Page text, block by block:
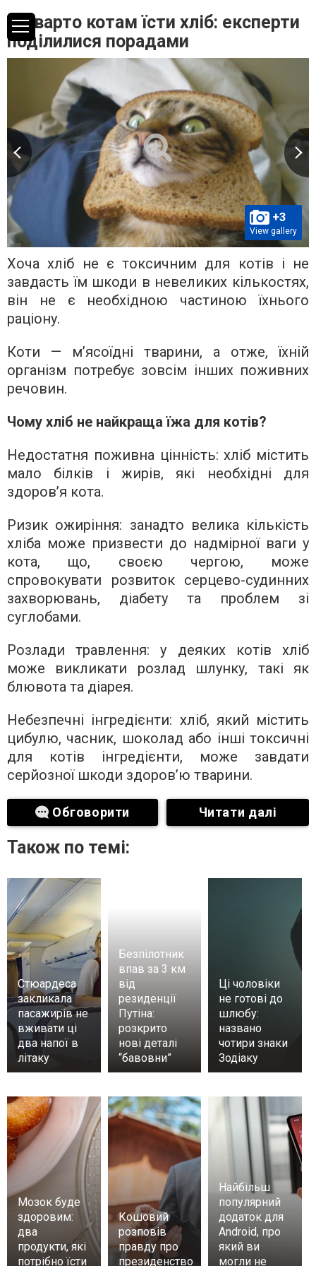
Чи варто котам їсти хліб: експерти
поділилися порадами
+3
View gallery
Хоча хліб не є токсичним для котів і не
завдасть їм шкоди в невеликих кількостях,
він не є необхідною частиною їхнього
раціону.
Коти — м’ясоїдні тварини, а отже, їхній
організм потребує зовсім інших поживних
речовин.
Чому хліб не найкраща їжа для котів?
Недостатня поживна цінність: хліб містить
мало білків і жирів, які необхідні для
здоров’я кота.
Ризик ожиріння: занадто велика кількість
хліба може призвести до надмірної ваги у
кота, що, своєю чергою, може
спровокувати розвиток серцево-судинних
захворювань, діабету та проблем зі
суглобами.
Розлади травлення: у деяких котів хліб
може викликати розлад шлунку, такі як
блювота та діарея.
Небезпечні інгредієнти: хліб, який містить
цибулю, часник, шоколад або інші токсичні
для котів інгредієнти, може завдати
серйозної шкоди здоров’ю тварини.
Обговорити Читати далі
Також по темі:
Стюардеса
закликала
пасажирів не
вживати ці
два напої в
літаку
Безпілотник
впав за 3 км
від
резиденції
Путіна:
розкрито
нові деталі
“бавовни”
Ці чоловіки
не готові до
шлюбу:
названо
чотири знаки
Зодіаку
Мозок буде
здоровим:
два
продукти, які
потрібно їсти
Кошовий
розповів
правду про
президенство
Найбільш
популярний
додаток для
Android, про
який ви
могли не